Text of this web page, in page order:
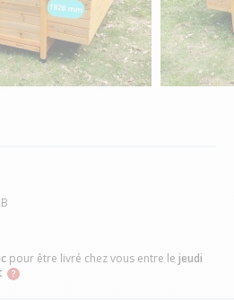
pour être livré chez vous entre le jeudi